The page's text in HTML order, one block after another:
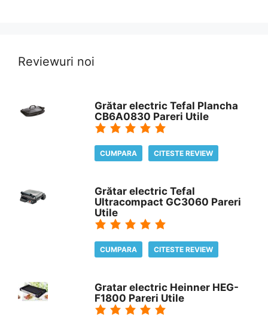
Reviewuri noi
Grătar electric Tefal Plancha
CB6A0830 Pareri Utile
CUMPARA CITESTE REVIEW
Grătar electric Tefal
Ultracompact GC3060 Pareri
Utile
CUMPARA CITESTE REVIEW
Gratar electric Heinner HEG-
F1800 Pareri Utile